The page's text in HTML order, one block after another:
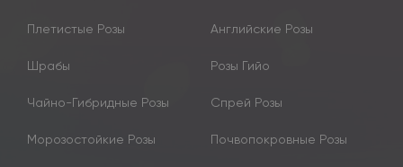
Плетистые Розы Английские Розы
Шрабы Розы Гийо
Чайно-Гибридные Розы Спрей Розы
Морозостойкие Розы Почвопокровные Розы